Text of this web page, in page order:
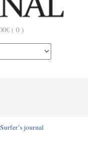
€ ( 0 )
journal